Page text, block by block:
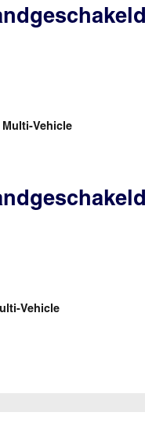
Multi-Vehicle
Vehicle